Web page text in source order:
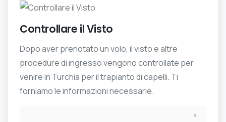
Controllare il Visto
Dopo aver prenotato un volo, il visto e altre
procedure di ingresso vengono controllate per
venire in Turchia per il trapianto di capelli. Ti
forniamo le informazioni necessarie.